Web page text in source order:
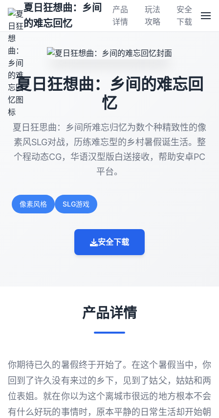
夏日狂想曲：乡间
的难忘回忆
产品
详情
玩法
攻略
安全
下载
夏日狂想曲：乡间的难忘回
忆
夏日狂思曲：乡间所难忘归忆为数个种精致性的像
素风SLG对战，历练难忘型的乡村暑假诞生活。整
个程动态CG，华语汉型版白送接收，帮助安卓PC
平台。
像素风格 SLG游戏
安全下载
产品详情
你期待已久的暑假终于开始了。在这个暑假当中，你
回到了许久没有来过的乡下，见到了姑父，姑姑和两
位表姐。就在你以为这个离城市很远的地方根本不会
有什么好玩的事情时，原本平静的日常生活却开始朝